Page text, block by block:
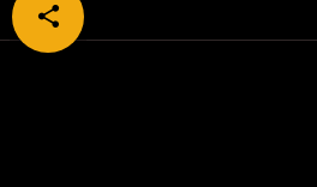
share
email